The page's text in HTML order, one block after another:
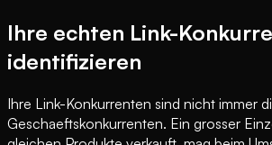
Ihre echten Link-
identifizieren
Ihre Link-Konkurrenten sind nicht immer
Geschaeftskonkurrenten. Ein grosser